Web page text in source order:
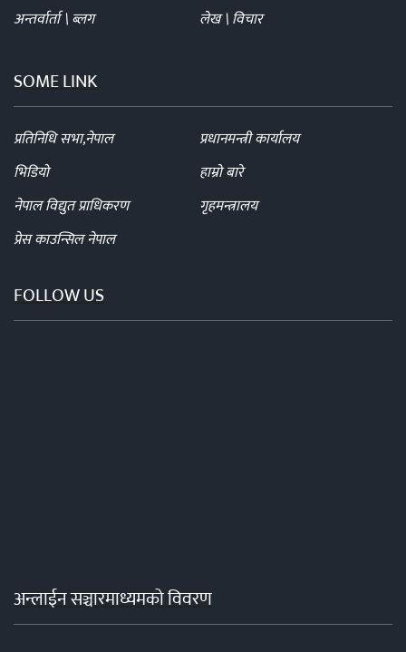
अन्तर्वार्ता \ ब्लग
लेख \ विचार
SOME LINK
प्रतिनिधि सभा,नेपाल
प्रधानमन्त्री कार्यालय
भिडियो
हाम्रो बारे
नेपाल विद्युत प्राधिकरण
गृहमन्त्रालय
प्रेस काउन्सिल नेपाल
FOLLOW US
अन्लाईन सञ्चारमाध्यमको विवरण